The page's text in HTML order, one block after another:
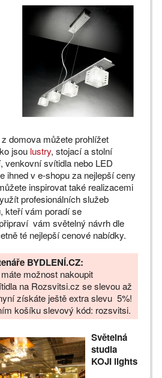
domova můžete prohlížet
jsou lustry, stojací a stolní
venkovní svítidla nebo LED
ihned v e-shopu za nejlepší ceny
inspirovat také realizacemi
profesionálních služeb
kteří vám poradí se
vám světelný návrh dle
té nejlepší cenové nabídky.
BYDLENÍ.CZ:
možnost nakoupit
na Rozsvitsi.cz se slevou až
získáte ještě extra slevu 5%!
košíku slevový kód: rozsvitsi.
Světelná
studia
KOJI lights